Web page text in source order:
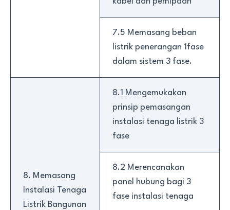
7.5 Memasang beban
listrik penerangan 1fase
dalam sistem 3 fase.
8. Memasang
Instalasi Tenaga
Listrik Bangunan
8.1 Mengemukakan
prinsip pemasangan
instalasi tenaga listrik 3
fase
8.2 Merencanakan
panel hubung bagi 3
fase instalasi tenaga